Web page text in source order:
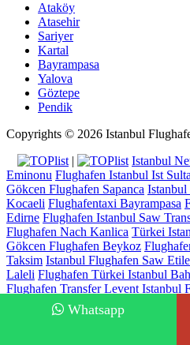
Ataköy
Atasehir
Sariyer
Kartal
Bayrampasa
Yalova
Göztepe
Pendik
Whatsapp
Copyrights © 2026 Istanbul
|
Istanbul
Eminonu Flughafen Istanbul Ist
Gökcen Flughafen Sapanca Istanbul
Kocaeli Flughafentaxi Bayrampasa
Edirne Flughafen Istanbul Saw
Flughafen Nach Kanlica Türkei
Gökcen Flughafen Beykoz
Taksim Istanbul Flughafen Saw
Laleli Flughafen Türkei Istanbul
Flughafen Transfer Levent Istanbul
Istanbul Neuer Flughafen
Istanbul Saw Bursa